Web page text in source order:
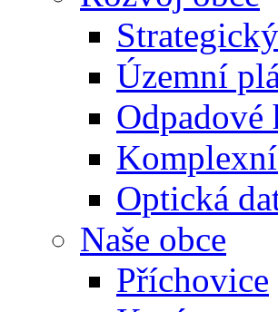
Územní
Odpadové
Optická
Naše obce
Příchovice